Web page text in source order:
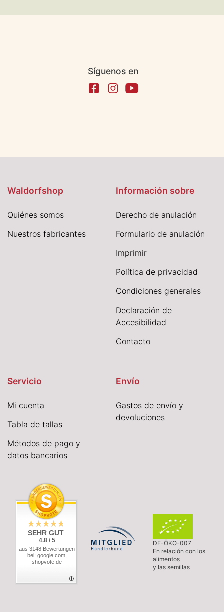
Síguenos en
Waldorfshop
Quiénes somos
Nuestros fabricantes
Información sobre
Derecho de anulación
Formulario de anulación
Imprimir
Política de privacidad
Condiciones generales
Declaración de
Accesibilidad
Contacto
Servicio
Mi cuenta
Tabla de tallas
Métodos de pago y
datos bancarios
Envío
Gastos de envío y
devoluciones
SEHR GUT
4.8 / 5
aus 3148 Bewertungen
bei: google.com,
shopvote.de
DE-ÖKO-007
En relación con los
alimentos
y las semillas